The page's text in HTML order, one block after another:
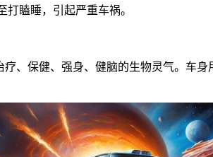
瞌睡，引起严重车祸。
、保健、强身、健脑的生物灵气。车